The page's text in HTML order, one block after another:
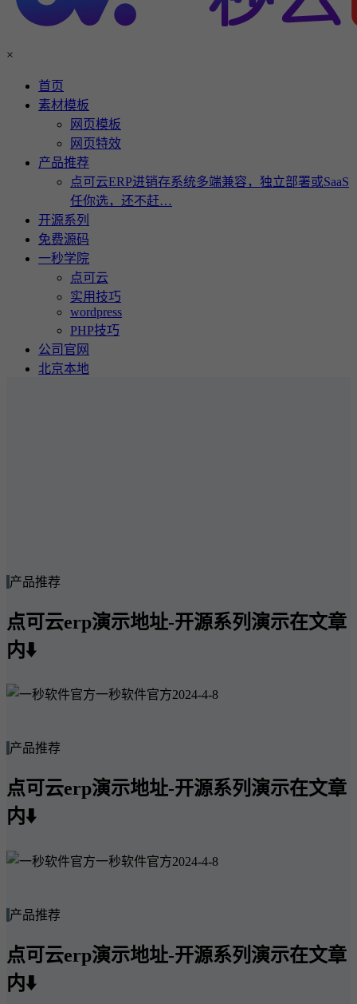
×
首页
素材模板
网页模板
网页特效
产品推荐
点可云ERP进销存系统多端兼容，独立部署或SaaS
任你选，还不赶…
开源系列
免费源码
一秒学院
点可云
实用技巧
wordpress
PHP技巧
公司官网
北京本地
产品推荐
点可云erp演示地址-开源系列演示在文章
内⬇️
一秒软件官方2024-4-8
产品推荐
点可云erp演示地址-开源系列演示在文章
内⬇️
一秒软件官方2024-4-8
产品推荐
点可云erp演示地址-开源系列演示在文章
内⬇️